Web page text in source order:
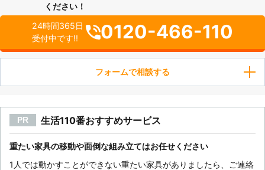
ください！
24時間365日
受付中です!!
0120-466-110
フォームで相談する
PR 生活110番おすすめサービス
重たい家具の移動や面倒な組み立てはお任せください
1人では動かすことができない重たい家具がありましたら、ご連絡